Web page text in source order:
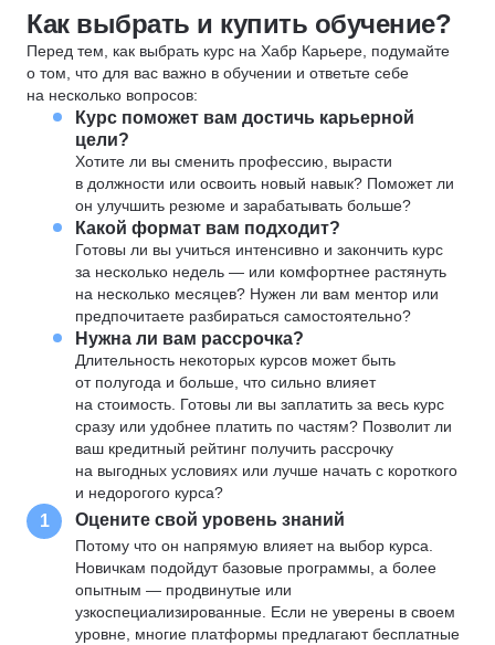
Как выбрать и купить обучение?
Перед тем, как выбрать курс на Хабр Карьере, подумайте
о том, что для вас важно в обучении и ответьте себе
на несколько вопросов:
Курс поможет вам достичь карьерной
цели?
Хотите ли вы сменить профессию, вырасти
в должности или освоить новый навык? Поможет ли
он улучшить резюме и зарабатывать больше?
Какой формат вам подходит?
Готовы ли вы учиться интенсивно и закончить курс
за несколько недель — или комфортнее растянуть
на несколько месяцев? Нужен ли вам ментор или
предпочитаете разбираться самостоятельно?
Нужна ли вам рассрочка?
Длительность некоторых курсов может быть
от полугода и больше, что сильно влияет
на стоимость. Готовы ли вы заплатить за весь курс
сразу или удобнее платить по частям? Позволит ли
ваш кредитный рейтинг получить рассрочку
на выгодных условиях или лучше начать с короткого
и недорогого курса?
1 Оцените свой уровень знаний
Потому что он напрямую влияет на выбор курса.
Новичкам подойдут базовые программы, а более
опытным — продвинутые или
узкоспециализированные. Если не уверены в своем
уровне, многие платформы предлагают бесплатные